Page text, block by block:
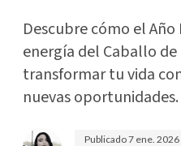
Descubre cómo el
energía del Caballo
transformar tu vida
nuevas oportunidades.
Publicado7 ene. 2026